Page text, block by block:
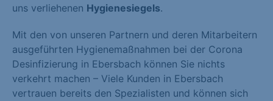
uns verliehenen Hygienesiegels.
Mit den von unseren Partnern und deren Mitarbeitern
ausgeführten Hygienemaßnahmen bei der Corona
Desinfizierung in Ebersbach können Sie nichts
verkehrt machen – Viele Kunden in Ebersbach
vertrauen bereits den Spezialisten und können sich